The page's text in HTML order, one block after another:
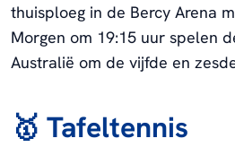
thuisploeg in de Bercy Arena
Morgen om 19:15 uur spelen
Australië om de vijfde en
🥇 Tafeltennis